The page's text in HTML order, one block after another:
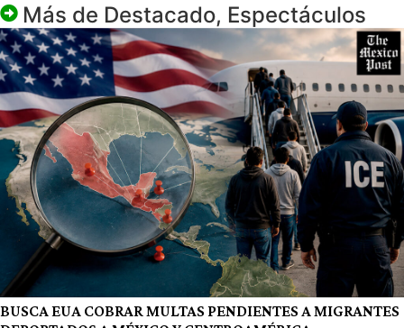
Más de Destacado, Espectáculos
BUSCA EUA COBRAR MULTAS PENDIENTES A MIGRANTES